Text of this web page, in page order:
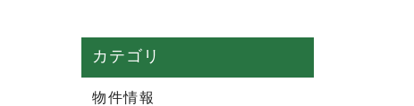
カテゴリ
物件情報